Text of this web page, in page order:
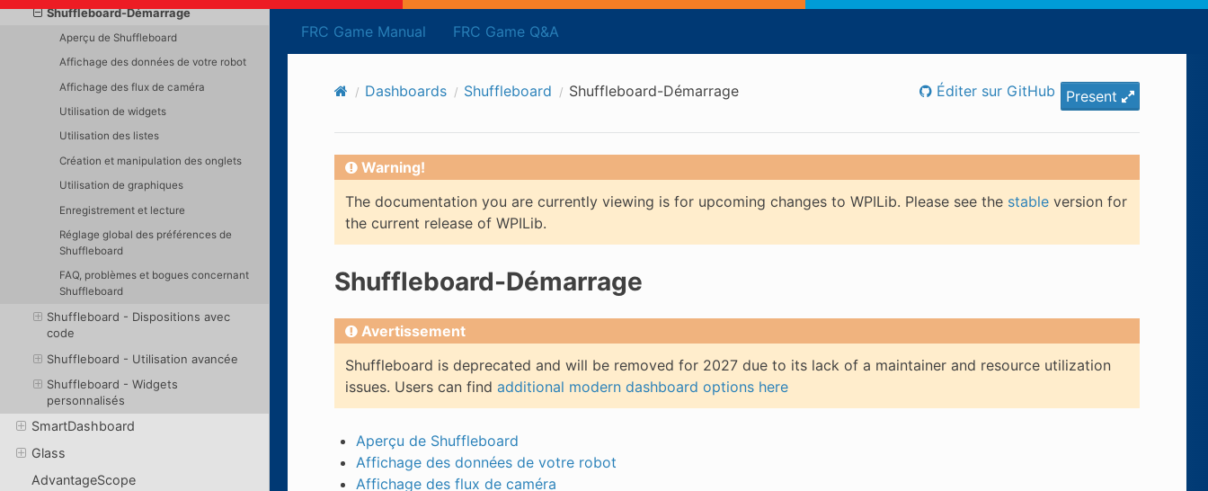
FRC Game Manual FRC Game Q&A
Shuffleboard-Démarrage
Aperçu de Shuffleboard
Affichage des données de votre robot
Affichage des flux de caméra
Utilisation de widgets
Utilisation des listes
Création et manipulation des onglets
Utilisation de graphiques
Enregistrement et lecture
Réglage global des préférences de
Shuffleboard
FAQ, problèmes et bogues concernant
Shuffleboard
Shuffleboard - Dispositions avec
code
Shuffleboard - Utilisation avancée
Shuffleboard - Widgets
personnalisés
SmartDashboard
Glass
AdvantageScope
Dashboards Shuffleboard Shuffleboard-Démarrage Present
Éditer sur GitHub
Warning!
The documentation you are currently viewing is for upcoming changes to WPILib. Please see the stableversion for
the current release of WPILib.
Shuffleboard-Démarrage
Avertissement
Shuffleboard is deprecated and will be removed for 2027 due to its lack of a maintainer and resource utilization
issues. Users can find additional modern dashboard options here
Aperçu de Shuffleboard
Affichage des données de votre robot
Affichage des flux de caméra